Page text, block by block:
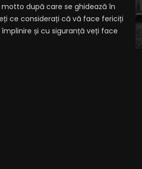
după care se ghidează în
ce considerați că vă face fericiți
și cu siguranță veți face